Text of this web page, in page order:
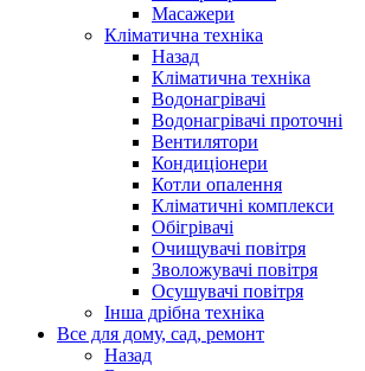
Масажери
Кліматична техніка
Назад
Кліматична техніка
Водонагрівачі
Водонагрівачі проточні
Вентилятори
Кондиціонери
Котли опалення
Кліматичні комплекси
Обігрівачі
Очищувачі повітря
Зволожувачі повітря
Осушувачі повітря
Інша дрібна техніка
Все для дому, сад, ремонт
Назад